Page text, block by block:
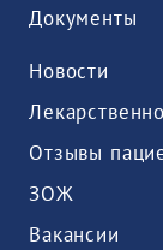
Документы
Новости
Отзывы
ЗОЖ
Вакансии